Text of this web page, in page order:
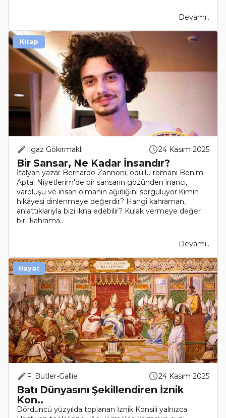
Devamı..
Ilgaz Gökırmaklı 24 Kasım 2025
Bir Sansar, Ne Kadar İnsandır?
İtalyan yazar Bernardo Zannoni, ödüllü romanı Benim
Aptal Niyetlerim'de bir sansarın gözünden inancı,
varoluşu ve insan olmanın ağırlığını sorguluyor.Kimin
hikâyesi dinlenmeye değerdir? Hangi kahraman,
anlattıklarıyla bizi ikna edebilir? Kulak vermeye değer
bir “kahrama..
Devamı..
Kitap
F. Butler-Gallie 24 Kasım 2025
Batı Dünyasını Şekillendiren İznik
Kon..
Dördüncü yüzyılda toplanan İznik Konsili yalnızca
Hayat